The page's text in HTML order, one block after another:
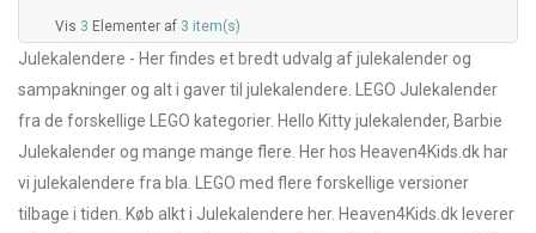
Vis 3 Elementer af 3 item(s)
Julekalendere - Her findes et bredt udvalg af julekalender og
sampakninger og alt i gaver til julekalendere. LEGO Julekalender
fra de forskellige LEGO kategorier. Hello Kitty julekalender, Barbie
Julekalender og mange mange flere. Her hos Heaven4Kids.dk har
vi julekalendere fra bla. LEGO med flere forskellige versioner
tilbage i tiden. Køb alkt i Julekalendere her. Heaven4Kids.dk leverer